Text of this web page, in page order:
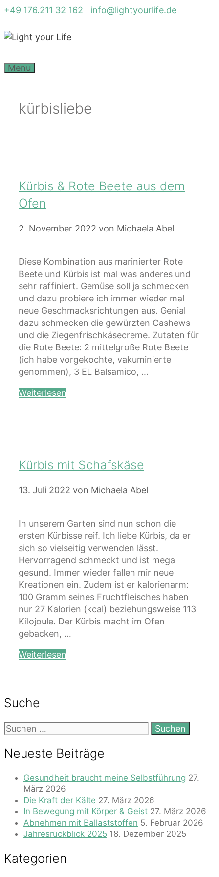
Zum
springen
+49 176.211 32 162 info@lightyourlife.de
Menu
kürbisliebe
Kürbis & Rote Beete aus dem
Ofen
2. November 2022 von Michaela Abel
Diese Kombination aus marinierter Rote
Beete und Kürbis ist mal was anderes und
sehr raffiniert. Gemüse soll ja schmecken
und dazu probiere ich immer wieder mal
neue Geschmacksrichtungen aus. Genial
dazu schmecken die gewürzten Cashews
und die Ziegenfrischkäsecreme. Zutaten für
die Rote Beete: 2 mittelgroße Rote Beete
(ich habe vorgekochte, vakuminierte
genommen), 3 EL Balsamico, …
Weiterlesen
Kürbis mit Schafskäse
13. Juli 2022 von Michaela Abel
In unserem Garten sind nun schon die
ersten Kürbisse reif. Ich liebe Kürbis, da er
sich so vielseitig verwenden lässt.
Hervorragend schmeckt und ist mega
gesund. Immer wieder fallen mir neue
Kreationen ein. Zudem ist er kalorienarm:
100 Gramm seines Fruchtfleisches haben
nur 27 Kalorien (kcal) beziehungsweise 113
Kilojoule. Der Kürbis macht im Ofen
gebacken, …
Weiterlesen
Suche
Suchen
nach:
Neueste Beiträge
Gesundheit braucht meine Selbstführung 27.
März 2026
Die Kraft der Kälte 27. März 2026
In Bewegung mit Körper & Geist 27. März 2026
Abnehmen mit Ballaststoffen 5. Februar 2026
Jahresrückblick 2025 18. Dezember 2025
Kategorien